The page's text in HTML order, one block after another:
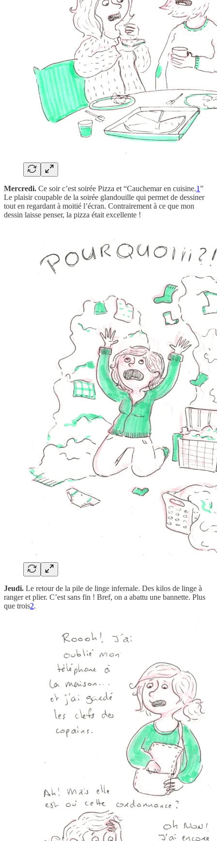
Mercredi. Ce soir c’est soirée Pizza et “Cauchemar en cuisine.1”
Le plaisir coupable de la soirée glandouille qui permet de dessiner
tout en regardant à moitié l’écran. Contrairement à ce que mon
dessin laisse penser, la pizza était excellente !
Jeudi. Le retour de la pile de linge infernale. Des kilos de linge à
ranger et plier. C’est sans fin ! Bref, on a abattu une bannette. Plus
que trois2.